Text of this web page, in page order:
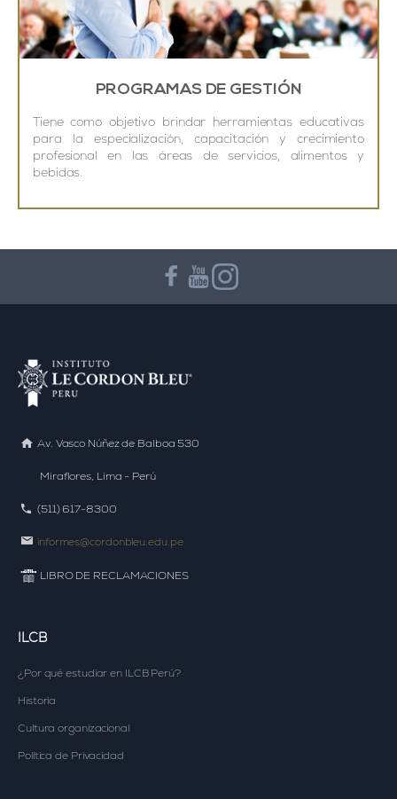
PROGRAMAS DE GESTIÓN
Tiene como objetivo brindar herramientas educativas
para la especialización, capacitación y crecimiento
profesional en las áreas de servicios, alimentos y
bebidas.
Av. Vasco Núñez de Balboa 530
Miraflores, Lima - Perú
(511) 617-8300
informes@cordonbleu.edu.pe
LIBRO DE RECLAMACIONES
ILCB
¿Por qué estudiar en ILCB Perú?
Historia
Cultura organizacional
Política de Privacidad